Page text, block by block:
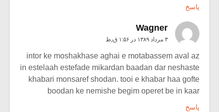
پاسخ
Wagner
۳ مرداد ۱۳۸۹ در ۱:۵۶ ق٫ظ
intor ke moshakhase aghai e motabassem aval az
in estelaah estefade mikardan baadan dar neshaste
khabari monsaref shodan. tooi e khabar haa gofte
boodan ke nemishe begim operet be in kaar
پاسخ